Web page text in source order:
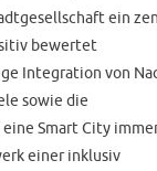
ein
bewertet
Integration von
sowie die
eine Smart City
einer inklusiv